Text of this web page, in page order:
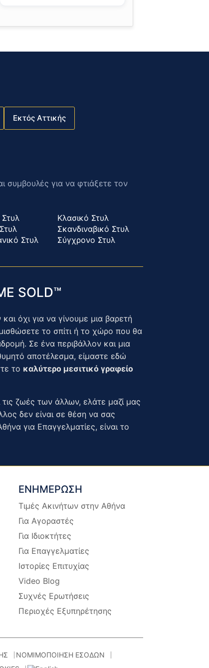
Εκτός Αττικής
συμβουλές για να φτιάξετε τον
Στυλ
Κλασικό Στυλ
Σκανδιναβικό Στυλ
Σύγχρονο Στυλ
SOLD™
όχι για να γίνουμε μια βαρετή
το σπίτι ή το χώρο που θα
Σε ένα περιβάλλον και μια
αποτέλεσμα, είμαστε εδώ
το καλύτερο μεσιτικό γραφείο
ζωές των άλλων, ελάτε μαζί μας
δεν είναι σε θέση να σας
για Επαγγελματίες, είναι το
ΕΝΗΜΕΡΩΣΗ
Τιμές Ακινήτων στην Αθήνα
Για Αγοραστές
Για Ιδιοκτήτες
Για Επαγγελματίες
Ιστορίες Επιτυχίας
Video Blog
Συχνές Ερωτήσεις
Περιοχές Εξυπηρέτησης
ΝΟΜΙΜΟΠΟΙΗΣΗ ΕΣΟΔΩΝ